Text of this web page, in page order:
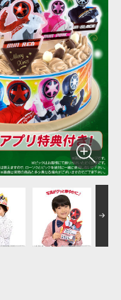
アンパンマン
サンリオキャラクタ
ーズ
たまご
ポケモンスケールワ
ールド
キャラデコ